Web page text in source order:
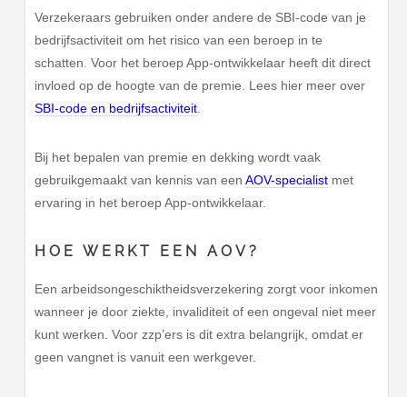
Verzekeraars gebruiken onder andere de SBI-code van je
bedrijfsactiviteit om het risico van een beroep in te
schatten. Voor het beroep App-ontwikkelaar heeft dit direct
invloed op de hoogte van de premie. Lees hier meer over
SBI-code en bedrijfsactiviteit
Bij het bepalen van premie en dekking wordt vaak
gebruikgemaakt van kennis van eenAOV-specialist met
ervaring in het beroep App-ontwikkelaar.
HOE WERKT EEN AOV?
Een arbeidsongeschiktheidsverzekering zorgt voor inkomen
wanneer je door ziekte, invaliditeit of een ongeval niet meer
kunt werken. Voor zzp’ers is dit extra belangrijk, omdat er
geen vangnet is vanuit een werkgever.